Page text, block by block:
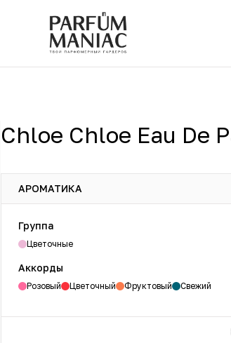
Chloe Chloe Eau De
АРОМАТИКА
Группа
Цветочные
Аккорды
Розовый Цветочный Фруктовый Свежий